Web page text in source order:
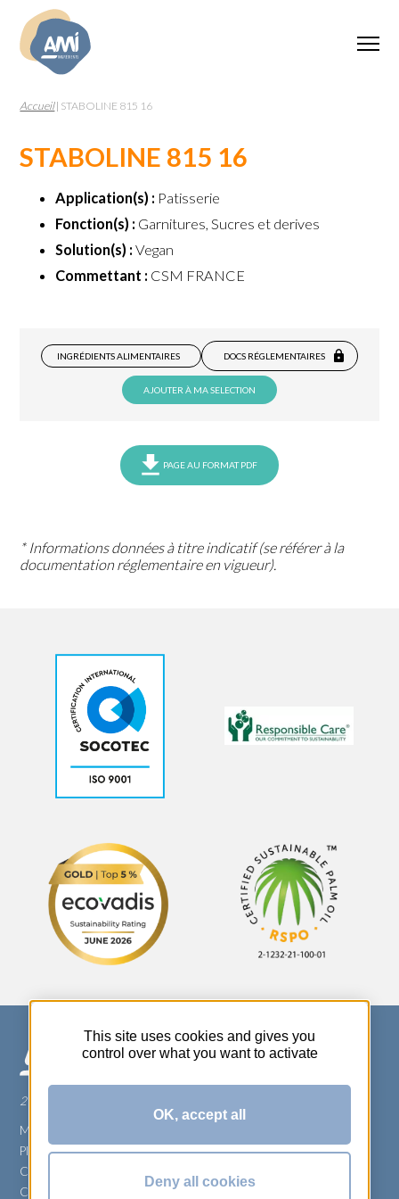
Accueil| STABOLINE 815 16
STABOLINE 815 16
Application(s) : Patisserie
Fonction(s) : Garnitures, Sucres et derives
Solution(s) : Vegan
Commettant : CSM FRANCE
INGRÉDIENTS ALIMENTAIRES DOCS RÉGLEMENTAIRES
AJOUTER À MA SELECTION
PAGE AU FORMAT PDF
* Informations données à titre indicatif (se référer à la
documentation réglementaire en vigueur).
270 Rue Thérèse Planiol - 37310 TAUXIGNY
Mentions légales
Plan du site
Carrière
Conditions générales de vente
This site uses cookies and gives you
control over what you want to activate
OK, accept all
Deny all cookies